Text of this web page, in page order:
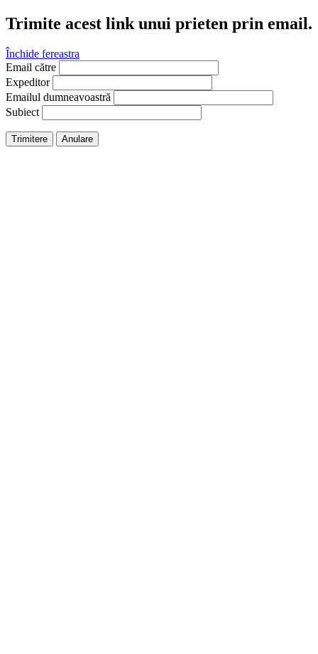
Trimite acest link unui prieten prin email.
Închide fereastra
Email către
Expeditor
Emailul dumneavoastră
Subiect
Trimitere Anulare